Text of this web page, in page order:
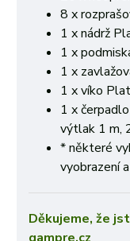
8 x
1 x nádrž
1 x
1 x
1 x víko
1 x
výtlak 1 m,
* některé
vyobrazení
Děkujeme, že